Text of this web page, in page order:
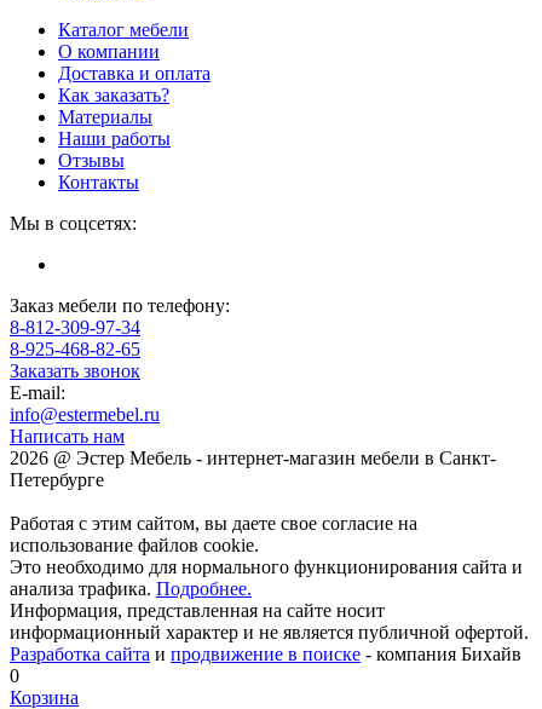
Каталог мебели
О компании
Доставка и оплата
Как заказать?
Материалы
Наши работы
Отзывы
Контакты
Мы в соцсетях:
Заказ мебели по телефону:
8-812-309-97-34
8-925-468-82-65
Заказать звонок
E-mail:
info@estermebel.ru
Написать нам
2026 @ Эстер Мебель - интернет-магазин мебели в Санкт-
Петербурге
Работая с этим сайтом, вы даете свое согласие на
использование файлов cookie.
Это необходимо для нормального функционирования сайта и
анализа трафика. Подробнее.
Информация, представленная на сайте носит
информационный характер и не является публичной офертой.
Разработка сайта и продвижение в поиске - компания Бихайв
0
Корзина